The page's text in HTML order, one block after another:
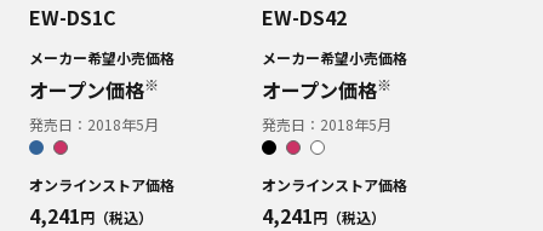
EW-DS1C
メーカー希望小売価格
オープン価格※
発売日： 2018年5月
オンラインストア価格
4,241円（税込）
EW-DS42
メーカー希望小売価格
オープン価格※
発売日： 2018年5月
オンラインストア価格
4,241円（税込）